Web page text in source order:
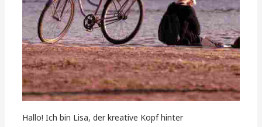
Hallo! Ich bin Lisa, der kreative Kopf hinter